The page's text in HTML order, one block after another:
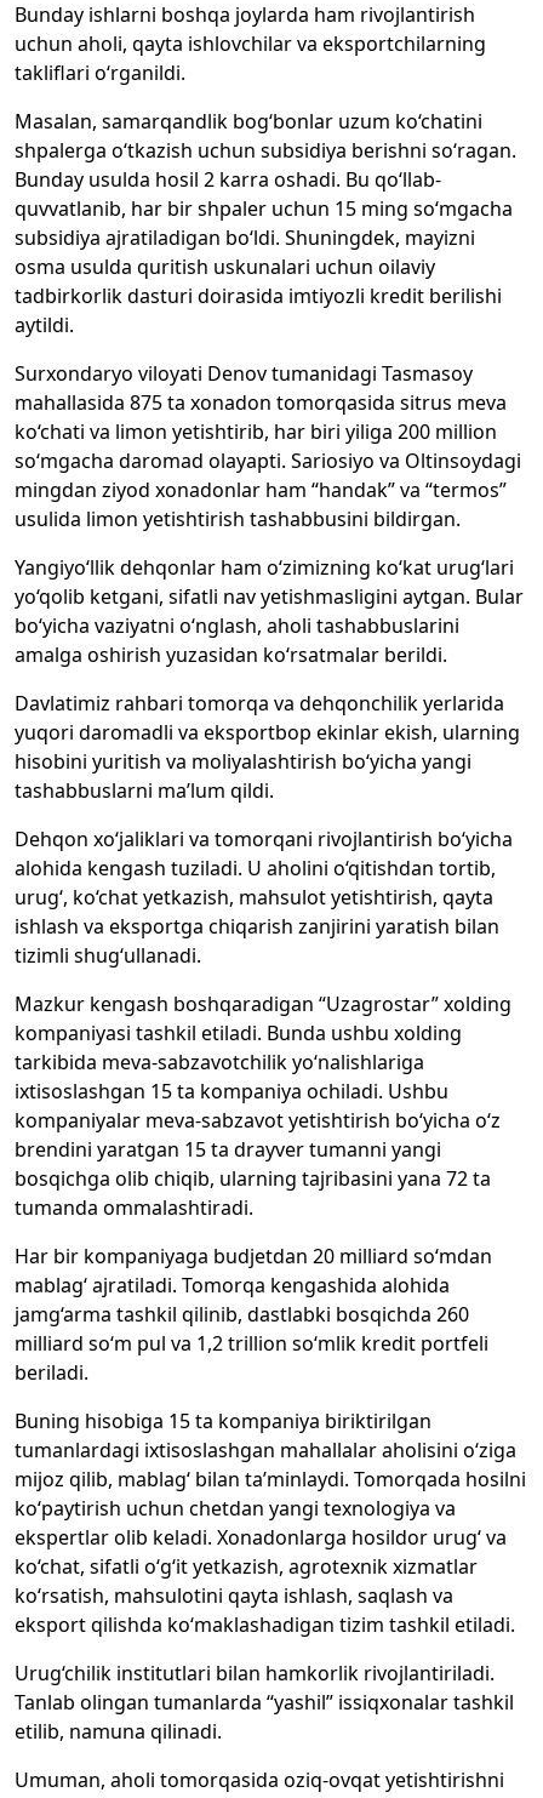
Bunday ishlarni boshqa joylarda ham rivojlantirish
uchun aholi, qayta ishlovchilar va eksportchilarning
takliflari o‘rganildi.
Masalan, samarqandlik bog‘bonlar uzum ko‘chatini
shpalerga o‘tkazish uchun subsidiya berishni so‘ragan.
Bunday usulda hosil 2 karra oshadi. Bu qo‘llab-
quvvatlanib, har bir shpaler uchun 15 ming so‘mgacha
subsidiya ajratiladigan bo‘ldi. Shuningdek, mayizni
osma usulda quritish uskunalari uchun oilaviy
tadbirkorlik dasturi doirasida imtiyozli kredit berilishi
aytildi.
Surxondaryo viloyati Denov tumanidagi Tasmasoy
mahallasida 875 ta xonadon tomorqasida sitrus meva
ko‘chati va limon yetishtirib, har biri yiliga 200 million
so‘mgacha daromad olayapti. Sariosiyo va Oltinsoydagi
mingdan ziyod xonadonlar ham “handak” va “termos”
usulida limon yetishtirish tashabbusini bildirgan.
Yangiyo‘llik dehqonlar ham o‘zimizning ko‘kat urug‘lari
yo‘qolib ketgani, sifatli nav yetishmasligini aytgan. Bular
bo‘yicha vaziyatni o‘nglash, aholi tashabbuslarini
amalga oshirish yuzasidan ko‘rsatmalar berildi.
Davlatimiz rahbari tomorqa va dehqonchilik yerlarida
yuqori daromadli va eksportbop ekinlar ekish, ularning
hisobini yuritish va moliyalashtirish bo‘yicha yangi
tashabbuslarni ma’lum qildi.
Dehqon xo‘jaliklari va tomorqani rivojlantirish bo‘yicha
alohida kengash tuziladi. U aholini o‘qitishdan tortib,
urug‘, ko‘chat yetkazish, mahsulot yetishtirish, qayta
ishlash va eksportga chiqarish zanjirini yaratish bilan
tizimli shug‘ullanadi.
Mazkur kengash boshqaradigan “Uzagrostar” xolding
kompaniyasi tashkil etiladi. Bunda ushbu xolding
tarkibida meva-sabzavotchilik yo‘nalishlariga
ixtisoslashgan 15 ta kompaniya ochiladi. Ushbu
kompaniyalar meva-sabzavot yetishtirish bo‘yicha o‘z
brendini yaratgan 15 ta drayver tumanni yangi
bosqichga olib chiqib, ularning tajribasini yana 72 ta
tumanda ommalashtiradi.
Har bir kompaniyaga budjetdan 20 milliard so‘mdan
mablag‘ ajratiladi. Tomorqa kengashida alohida
jamg‘arma tashkil qilinib, dastlabki bosqichda 260
milliard so‘m pul va 1,2 trillion so‘mlik kredit portfeli
beriladi.
Buning hisobiga 15 ta kompaniya biriktirilgan
tumanlardagi ixtisoslashgan mahallalar aholisini o‘ziga
mijoz qilib, mablag‘ bilan ta’minlaydi. Tomorqada hosilni
ko‘paytirish uchun chetdan yangi texnologiya va
ekspertlar olib keladi. Xonadonlarga hosildor urug‘ va
ko‘chat, sifatli o‘g‘it yetkazish, agrotexnik xizmatlar
ko‘rsatish, mahsulotini qayta ishlash, saqlash va
eksport qilishda ko‘maklashadigan tizim tashkil etiladi.
Urug‘chilik institutlari bilan hamkorlik rivojlantiriladi.
Tanlab olingan tumanlarda “yashil” issiqxonalar tashkil
etilib, namuna qilinadi.
Umuman, aholi tomorqasida oziq-ovqat yetishtirishni